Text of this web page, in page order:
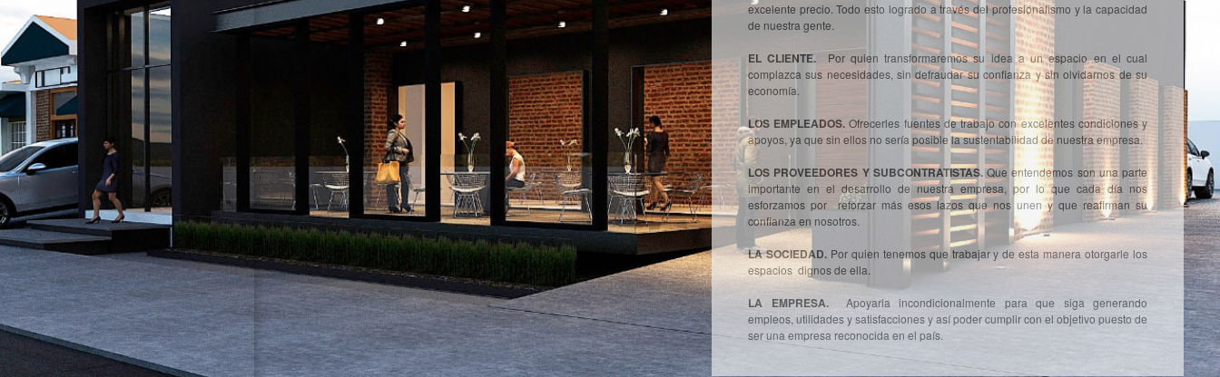
excelente precio. Todo esto logrado a través del profesionalismo y la capacidad
de nuestra gente.
EL CLIENTE.
Por quien transformaremos su idea a un espacio en el cual
complazca sus necesidades, sin defraudar su confianza y sin olvidarnos de su
economía.
LOS EMPLEADOS. Ofrecerles fuentes de trabajo con excelentes condiciones y
apoyos, ya que sin ellos no sería posible la sustentabilidad de nuestra empresa.
LOS PROVEEDORES Y SUBCONTRATISTAS.Que entendemos son una parte
importante en el desarrollo de nuestra empresa, por lo que cada día nos
esforzamos por reforzar más esos lazos que nos unen y que reafirman su
confianza en nosotros.
LA SOCIEDAD.Por quien tenemos que trabajar y de esta manera otorgarle los
espacios dignos de ella.
LA EMPRESA.
Apoyarla incondicionalmente para que siga generando
empleos, utilidades y satisfacciones y así poder cumplir con el objetivo puesto de
ser una empresa reconocida en el país.